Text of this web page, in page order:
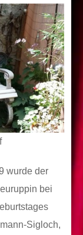
wurde der
bei
Sigloch,